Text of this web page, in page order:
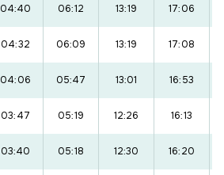
04:40 06:12 13:19 17:06
04:32 06:09 13:19 17:08
04:06 05:47 13:01 16:53
03:47 05:19 12:26 16:13
03:40 05:18 12:30 16:20